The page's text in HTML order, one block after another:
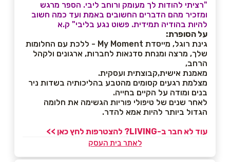
"רציתי להודות לך מעומק ורוחב ליבי. הספר מרגש
ומזכיר מהם הדברים החשובים באמת ועד כמה חשוב
להיות בהודיה תמידית. פשוט נגע בליבי" ק.א
על הסופרת:
גינת רוגל, מייסדת My Moment - ללכת עם החלומות
שלך, מרצה ומנחת סדנאות לחברות, ארגונים ולקהל
הרחב,
מאמנת אישית,קבוצתית ועסקית.
מצלמת רגעים קסומים מהטבע בהליכותיה בשדות ניר
בנים ומודה על הקיים בחייה.
לאחר שנים של טיפולי פוריות הגשימה את חלומה
הגדול ביותר להיות אמא להדר.
עוד לא חבר ב-LIVING? להצטרפות לחץ כאן >>
לאתר בית העסק